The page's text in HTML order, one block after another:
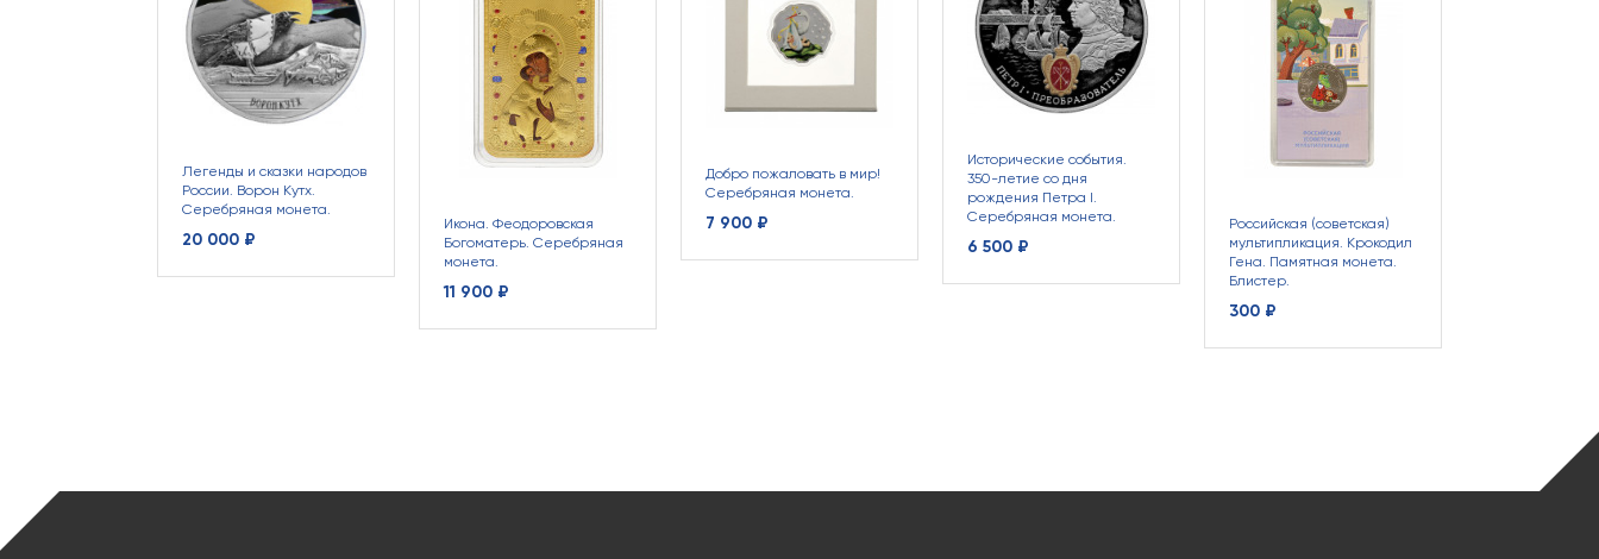
Легенды и сказки народов
России. Ворон Кутх.
Серебряная монета.
20 000 ₽
Икона. Феодоровская
Богоматерь. Серебряная
монета.
11 900 ₽
Добро пожаловать в мир!
Серебряная монета.
7 900 ₽
Исторические события.
350-летие со дня
рождения Петра I.
Серебряная монета.
6 500 ₽
Российская (советская)
мультипликация. Крокодил
Гена. Памятная монета.
Блистер.
300 ₽